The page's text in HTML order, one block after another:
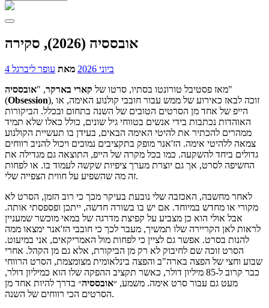
אובססיה (2026), סקירה
4 ביוני 2026 מאת עופר ליברגל
מאז פסטיבל טורונטו בסתיו, סרטו של קארי בארקר, "אובססיה
"
(Obsession), זוכה לבאז כאירוע של ממש עבור חובבי קולנוע האימה, או
הייפ של אחד מן הסרטים הטובים של השנה בתחום ובכלל. הביקורות
האוהדות נכתבות בידי אנשים בטווחי גיל שונים, כולל כאלו שלא תמיד
ממהרים להכתיר את להיטי האימה הבאים, בעידן בו תעשיית הקולנוע
צמאה ללהיטי אימה. הז'אנר מופק בתקציבים נמוכים ויכול להניב רווחים
גדולים ביחד להשקעה. כמו בכל מקרה של הייפ, התוצאה גם מגדילה את
החשיפה לסרט, אך גם יוצרת מערך ציפיות שקשה לעמוד בו. או לפחות
זה מה שהשפיע על חווית הצפייה שלי.
לאחר מחשבה, האכזבה שלי נובעת בעיקר מכך כי רוב הזמן, הסרט לא
מקורי או מחדש במיוחד. אם יש בו בשורה חדשה, ייתכן ופספסתי אותה.
אבל אולי הוא כן מצביע על קפיצת מדרגה של במאי מוכשר שמעניין
לראות לאן הקריירה שלו תמשיך, מעבר לכך כי חובבי הז'אנר ימצאו ממה
להנות בסרט. אפשר גם לציין כי לפחות מול האמריקאים, אני במיעוט.
הסרט זוכה שם לחיבוק לא רק מן הביקורת, אלא גם מן הקהל. אחרי
שבוע וחצי של הפצה בארה"ב והפצה בינלאומית מצומצמת, הסרט הרווחי
כבר קרוב ל-85 מיליון דולר, כאשר תקציב ההפקה שלו הוא כמיליון דולר,
מעט גם עבור סרט אימה. משמע, ״אובססיה״ בדרך להיות אחד מן
הסרטים הכי רווחים של השנה.